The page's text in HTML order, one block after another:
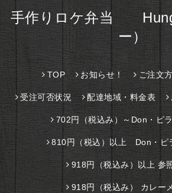
手作りロケ弁当
ー）
TOP お知らせ！ ご注文
受注可否状況 配達地域・料金表
702円（税込み）～Don・ピ
810円（税込）以上 Don・ピ
918円（税込み）以上 参
918円（税込み） カレー